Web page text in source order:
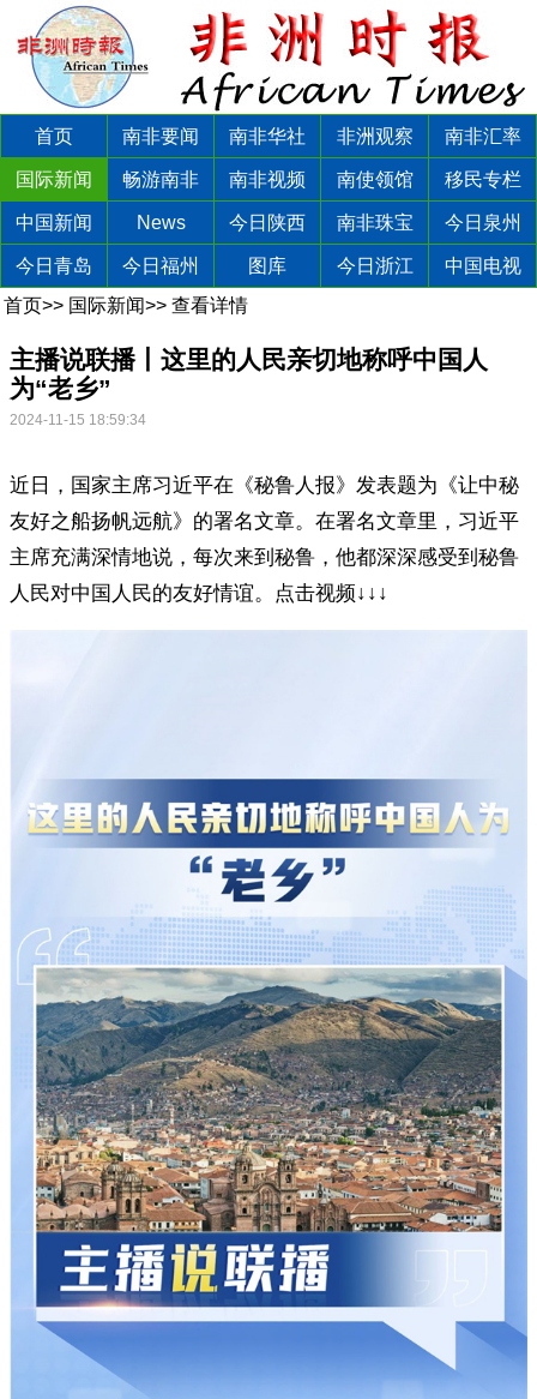
首页 南非要闻 南非华社 非洲观察 南非汇率
国际新闻 畅游南非 南非视频 南使领馆 移民专栏
中国新闻 News 今日陕西 南非珠宝 今日泉州
今日青岛 今日福州 图库 今日浙江
中国电视
首页>> 国际新闻>> 查看详情
主播说联播丨这里的人民亲切地称呼中国人
为“老乡”
2024-11-15 18:59:34
近日，国家主席习近平在《秘鲁人报》发表题为《让中秘
友好之船扬帆远航》的署名文章。在署名文章里，习近平
主席充满深情地说，每次来到秘鲁，他都深深感受到秘鲁
人民对中国人民的友好情谊。点击视频↓↓↓